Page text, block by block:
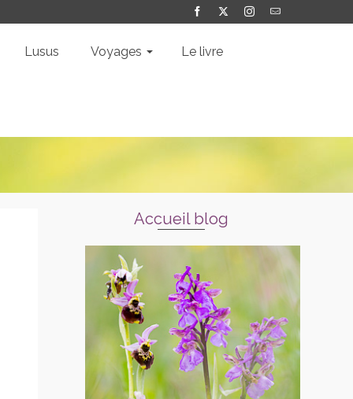
Lusus Voyages Le livre
Accueil blog